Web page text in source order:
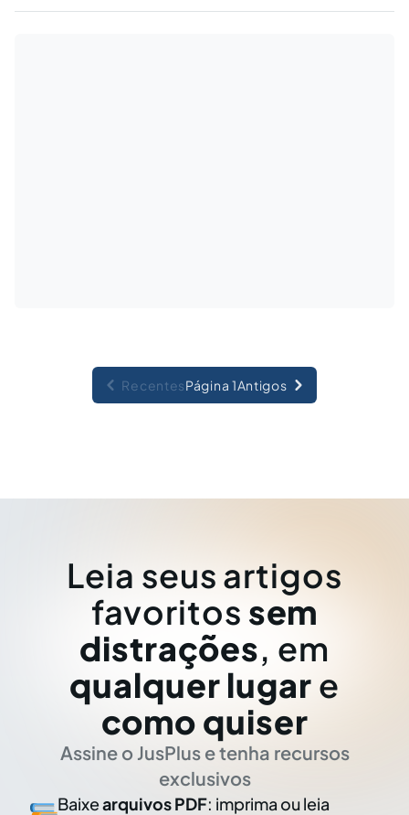
transplantadas para o campo do direito penal
RecentesPágina 1Antigos
Leia seus artigos
favoritos sem
distrações, em
qualquer lugar e
como quiser
Assine o JusPlus e tenha recursos
exclusivos
Baixearquivos PDF: imprima ou leia